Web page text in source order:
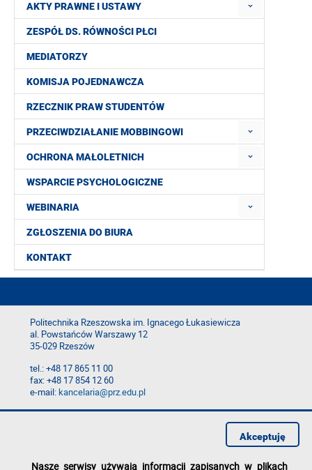
AKTY PRAWNE I USTAWY
ZESPÓŁ DS. RÓWNOŚCI PŁCI
MEDIATORZY
KOMISJA POJEDNAWCZA
RZECZNIK PRAW STUDENTÓW
PRZECIWDZIAŁANIE MOBBINGOWI
OCHRONA MAŁOLETNICH
WSPARCIE PSYCHOLOGICZNE
WEBINARIA
ZGŁOSZENIA DO BIURA
KONTAKT
Politechnika Rzeszowska im. Ignacego Łukasiewicza
al. Powstańców Warszawy 12
35-029 Rzeszów
tel.: +48 17 865 11 00
fax: +48 17 854 12 60
e-mail:kancelaria@prz.edu.pl
Deklaracja dostępności
Nasze serwisy używają informacji zapisanych w plikach
Akceptuję